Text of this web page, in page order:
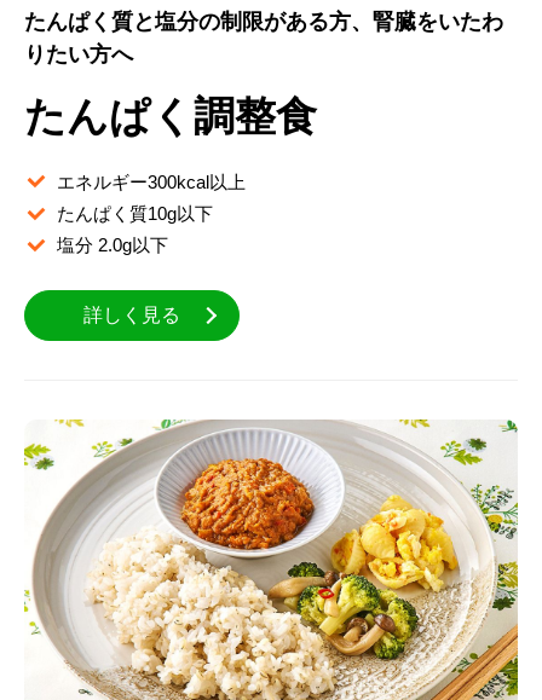
たんぱく質と塩分の制限がある方、腎臓をいたわ
りたい方へ
たんぱく調整食
エネルギー300kcal以上
たんぱく質10g以下
塩分 2.0g以下
詳しく見る